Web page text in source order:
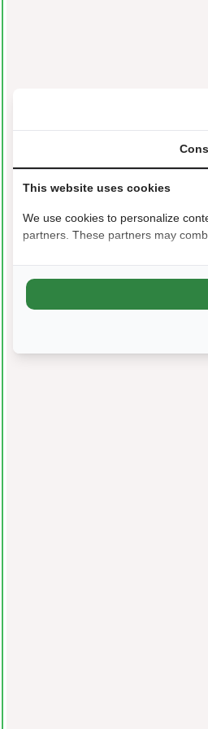
This website uses cookies
We use cookies to personalize
partners. These partners may